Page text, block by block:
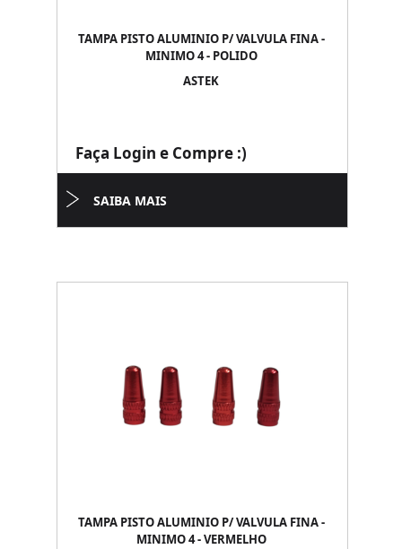
TAMPA PISTO ALUMINIO P/ VALVULA FINA -
MINIMO 4 - POLIDO
ASTEK
Faça Login e Compre :)
SAIBA MAIS
TAMPA PISTO ALUMINIO P/ VALVULA FINA -
MINIMO 4 - VERMELHO